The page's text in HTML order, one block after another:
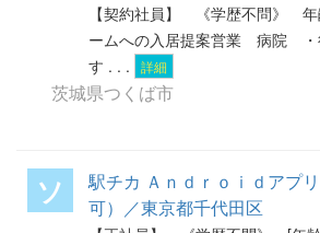
【契約社員】 《学歴不問》 年
ームへの入居提案営業 病院 ・
す . . .
詳細
茨城県つくば市
ソ
駅チカ Ａｎｄｒｏｉｄアプ
可）／東京都千代田区